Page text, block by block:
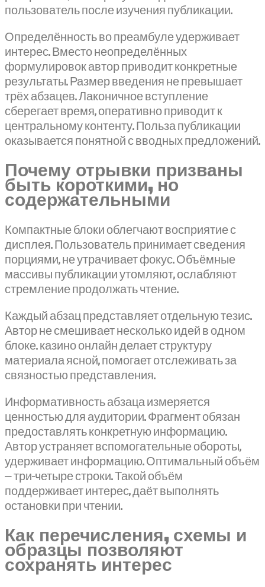
пользователь после изучения публикации.
Определённость во преамбуле удерживает
интерес. Вместо неопределённых
формулировок автор приводит конкретные
результаты. Размер введения не превышает
трёх абзацев. Лаконичное вступление
сберегает время, оперативно приводит к
центральному контенту. Польза публикации
оказывается понятной с вводных предложений.
Почему отрывки призваны
быть короткими, но
содержательными
Компактные блоки облегчают восприятие с
дисплея. Пользователь принимает сведения
порциями, не утрачивает фокус. Объёмные
массивы публикации утомляют, ослабляют
стремление продолжать чтение.
Каждый абзац представляет отдельную тезис.
Автор не смешивает несколько идей в одном
блоке. казино онлайн делает структуру
материала ясной, помогает отслеживать за
связностью представления.
Информативность абзаца измеряется
ценностью для аудитории. Фрагмент обязан
предоставлять конкретную информацию.
Автор устраняет вспомогательные обороты,
удерживает информацию. Оптимальный объём
— три-четыре строки. Такой объём
поддерживает интерес, даёт выполнять
остановки при чтении.
Как перечисления, схемы и
образцы позволяют
сохранять интерес